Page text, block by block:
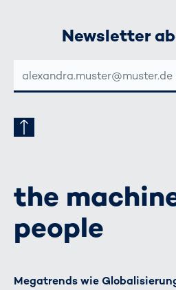
Newsletter
MAIL-
ADRESSE
the
people
Megatrends wie